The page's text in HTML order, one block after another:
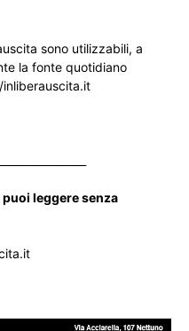
sono utilizzabili, a
la fonte quotidiano
leggere senza